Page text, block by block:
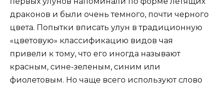
драконов и были очень темного, почти черного
цвета. Попытки вписать улун в традиционную
«цветовую» классификацию видов чая
привели к тому, что его иногда называют
красным, сине-зеленым, синим или
фиолетовым. Но чаще всего используют слово